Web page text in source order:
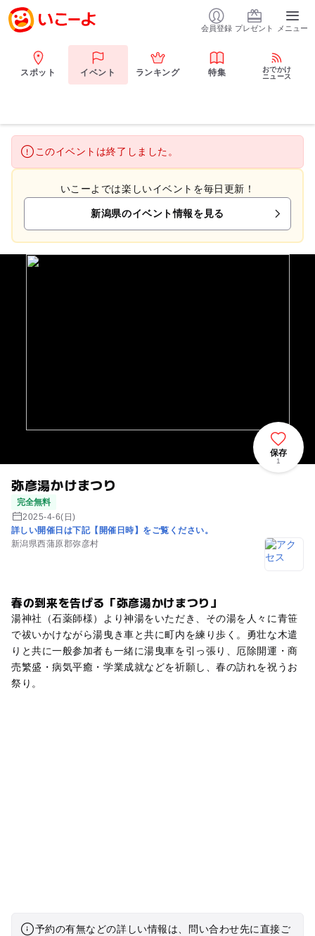
会員登録 プレゼント メニュー
スポット イベント ランキング 特集
おでかけ
ニュース
このイベントは終了しました。
いこーよでは楽しいイベントを毎日更新！
新潟県のイベント情報を見る
弥彦湯かけまつり
完全無料
2025-4-6(日)
詳しい開催日は下記【開催日時】をご覧ください。
新潟県西蒲原郡弥彦村
保存
1
春の到来を告げる「弥彦湯かけまつり」
湯神社（石薬師様）より神湯をいただき、その湯を人々に青笹
で祓いかけながら湯曳き車と共に町内を練り歩く。勇壮な木遣
りと共に一般参加者も一緒に湯曳車を引っ張り、厄除開運・商
売繁盛・病気平癒・学業成就などを祈願し、春の訪れを祝うお
祭り。
予約の有無などの詳しい情報は、問い合わせ先に直接ご